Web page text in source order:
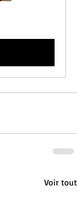
Voir tout